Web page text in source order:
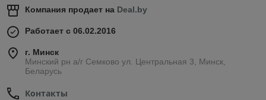
Компания продает на Deal.by
Работает с 06.02.2016
г. Минск
Минский рн а/г Семково ул. Центральная 3, Минск,
Беларусь
Контакты